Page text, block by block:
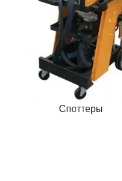
Споттеры